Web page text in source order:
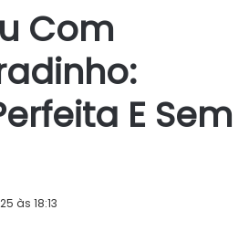
Com
E Sem
às 18:13